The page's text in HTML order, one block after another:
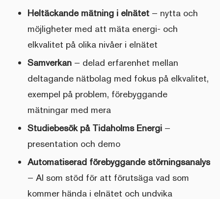
Heltäckande mätning i elnätet – nytta och
möjligheter med att mäta energi- och
elkvalitet på olika nivåer i elnätet
Samverkan – delad erfarenhet mellan
deltagande nätbolag med fokus på elkvalitet,
exempel på problem, förebyggande
mätningar med mera
Studiebesök på Tidaholms Energi –
presentation och demo
Automatiserad förebyggande störningsanalys
– AI som stöd för att förutsäga vad som
kommer hända i elnätet och undvika